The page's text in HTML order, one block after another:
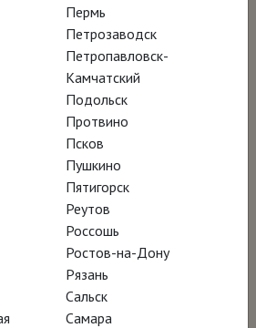
Стилла, созданные при
все, по словам
дара речи». Стилл
Поллоком и
нередко представал
одним из
Однако
отказывался от участия
и намеренно не
абстракционистами.
Стилл – один из самых
художников ХХ века:
Пермь
Петрозаводск
Петропавловск-
Камчатский
Подольск
Протвино
Псков
Пушкино
Пятигорск
Реутов
Россошь
Ростов-на-Дону
Рязань
Сальск
Самара